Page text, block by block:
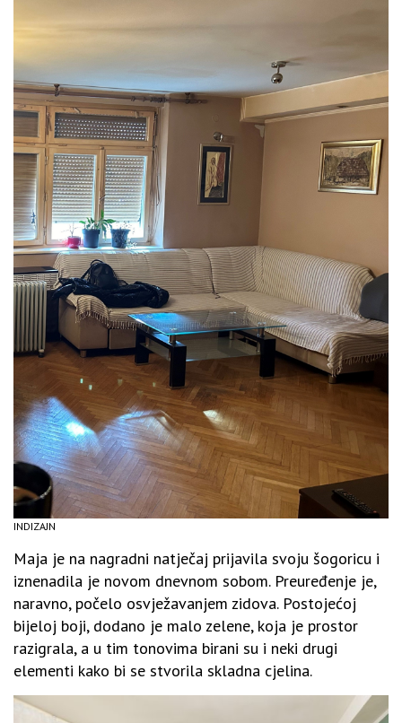
INDIZAJN
Maja je na nagradni natječaj prijavila svoju šogoricu i
iznenadila je novom dnevnom sobom. Preuređenje je,
naravno, počelo osvježavanjem zidova. Postojećoj
bijeloj boji, dodano je malo zelene, koja je prostor
razigrala, a u tim tonovima birani su i neki drugi
elementi kako bi se stvorila skladna cjelina.